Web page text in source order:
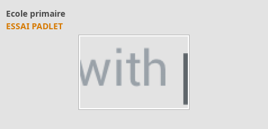
Ecole primaire
ESSAI PADLET